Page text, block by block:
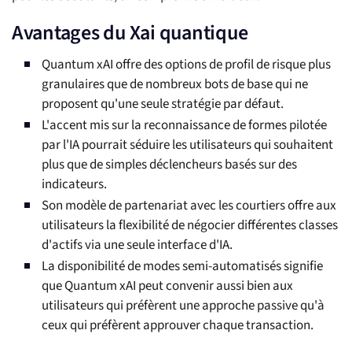
Avantages du Xai quantique
Quantum xAI offre des options de profil de risque plus
granulaires que de nombreux bots de base qui ne
proposent qu'une seule stratégie par défaut.
L'accent mis sur la reconnaissance de formes pilotée
par l'IA pourrait séduire les utilisateurs qui souhaitent
plus que de simples déclencheurs basés sur des
indicateurs.
Son modèle de partenariat avec les courtiers offre aux
utilisateurs la flexibilité de négocier différentes classes
d'actifs via une seule interface d'IA.
La disponibilité de modes semi-automatisés signifie
que Quantum xAI peut convenir aussi bien aux
utilisateurs qui préfèrent une approche passive qu'à
ceux qui préfèrent approuver chaque transaction.